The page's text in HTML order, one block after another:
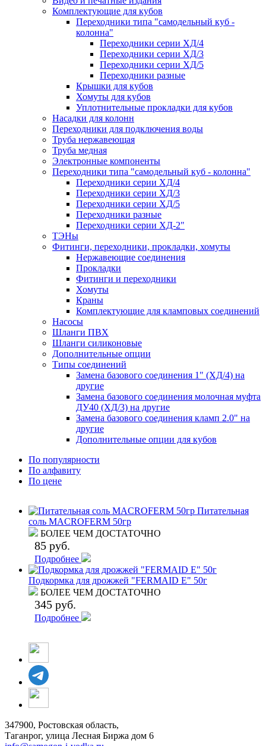
Комплектующие для кубов
Переходники типа "самодельный куб -
колонна"
Переходники серии ХД/4
Переходники серии ХД/3
Переходники серии ХД/5
Переходники разные
Крышки для кубов
Хомуты для кубов
Уплотнительные прокладки для кубов
Насадки для колонн
Переходники для подключения воды
Труба нержавеющая
Труба медная
Электронные компоненты
Переходники типа "самодельный куб - колонна"
Переходники серии ХД/4
Переходники серии ХД/3
Переходники серии ХД/5
Переходники разные
Переходники серии ХД-2"
ТЭНы
Фитинги, переходники, прокладки, хомуты
Нержавеющие соединения
Прокладки
Фитинги и переходники
Хомуты
Краны
Комплектующие для кламповых соединений
Насосы
Шланги ПВХ
Шланги силиконовые
Дополнительные опции
Типы соединений
Замена базового соединения 1" (ХД/4) на
другие
Замена базового соединения молочная муфта
ДУ40 (ХД/3) на другие
Замена базового соединения кламп 2.0" на
другие
Дополнительные опции для кубов
По популярности
По алфавиту
По цене
Питательная
соль MACROFERM 50гр
БОЛЕЕ ЧЕМ ДОСТАТОЧНО
85 руб.
Подробнее
Подкормка для дрожжей "FERMAID Е" 50г
БОЛЕЕ ЧЕМ ДОСТАТОЧНО
345 руб.
Подробнее
347900, Ростовская область,
Таганрог, улица Лесная Биржа дом 6